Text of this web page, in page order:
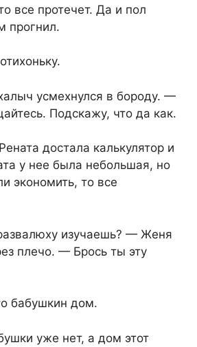
все протечет. Да и пол
прогнил.
усмехнулся в бороду. —
Подскажу, что да как.
достала калькулятор и
у нее была небольшая, но
экономить, то все
изучаешь? — Женя
плечо. — Брось ты эту
бабушкин дом.
уже нет, а дом этот